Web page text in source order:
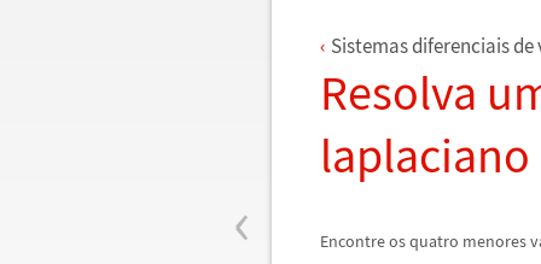
‹
Sistemas diferenciais de
Resolva
Encontre os quatro menores